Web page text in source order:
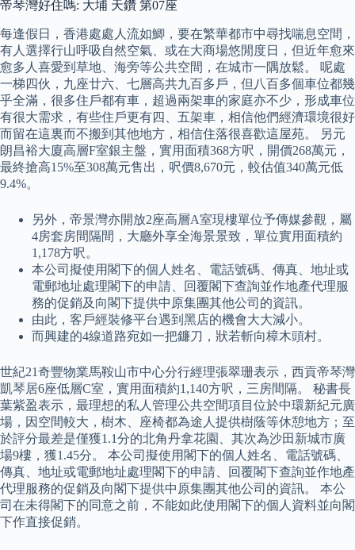
帝琴灣好住嗎: 大埔 天鑽 第07座
每逢假日，香港處處人流如鯽，要在繁華都市中尋找喘息空間，
有人選擇行山呼吸自然空氣、或在大商場悠閒度日，但近年愈來
愈多人喜愛到草地、海旁等公共空間，在城市一隅放鬆。 呢處
一梯四伙，九座廿六、七層高共九百多戶，但八百多個車位都幾
乎全滿，很多住戶都有車，超過兩架車的家庭亦不少，形成車位
有很大需求，有些住戶更有四、五架車，相信他們經濟環境很好
而留在這裏而不搬到其他地方，相信住落很喜歡這屋苑。 另元
朗昌裕大廈高層F室銀主盤，實用面積368方呎，開價268萬元，
最終搶高15%至308萬元售出，呎價8,670元，較估值340萬元低
9.4%。
另外，帝景灣亦開放2座高層A室現樓單位予傳媒參觀，屬
4房套房間隔間，大廳外享全海景景致，單位實用面積約
1,178方呎。
本公司擬使用閣下的個人姓名、電話號碼、傳真、地址或
電郵地址處理閣下的申請、回覆閣下查詢並作地產代理服
務的促銷及向閣下提供中原集團其他公司的資訊。
由此，客戶經裝修平台遇到黑店的機會大大減小。
而興建的4線道路宛如一把鐮刀，狀若斬向樟木頭村。
世紀21奇豐物業馬鞍山市中心分行經理張翠珊表示，西貢帝琴灣
凱琴居6座低層C室，實用面積約1,140方呎，三房間隔。 秘書長
葉紫盈表示，最理想的私人管理公共空間項目位於中環新紀元廣
場，因空間較大，樹木、座椅都為途人提供樹蔭等休憩地方；至
於評分最差是僅獲1.1分的北角丹拿花園、其次為沙田新城市廣
場9樓，獲1.45分。 本公司擬使用閣下的個人姓名、電話號碼、
傳真、地址或電郵地址處理閣下的申請、回覆閣下查詢並作地產
代理服務的促銷及向閣下提供中原集團其他公司的資訊。 本公
司在未得閣下的同意之前，不能如此使用閣下的個人資料並向閣
下作直接促銷。